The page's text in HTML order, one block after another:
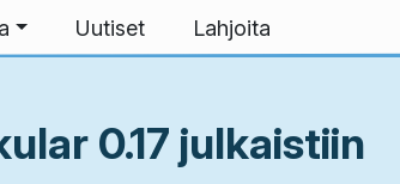
Uutiset Lahjoita
0.17 julkaistiin